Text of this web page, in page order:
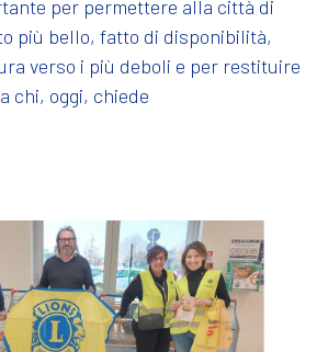
per permettere alla città di
più bello, fatto di disponibilità,
verso i più deboli e per restituire
chi, oggi, chiede